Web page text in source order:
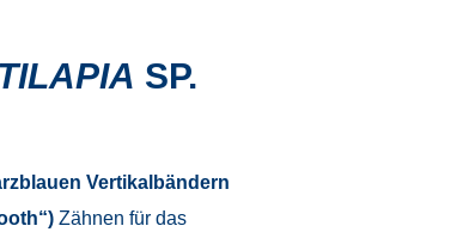
SP.
Vertikalbändern
Zähnen für das